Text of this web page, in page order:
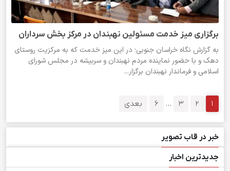
برگزاری میز خدمت مسئولین نهبندان در مرکز بخش سرداران
به گزارش نگاه خراسان جنوبی؛ در این میز خدمت که به مرکزیت روستای
دهک و با حضور نماینده مردم نهبندان و سربیشه در مجلس شورای
اسلامی و فرماندار نهبندان برگزار...
1
2
3
…
6 بعدی
خبر در قاب تصویر
جدیدترین اخبار